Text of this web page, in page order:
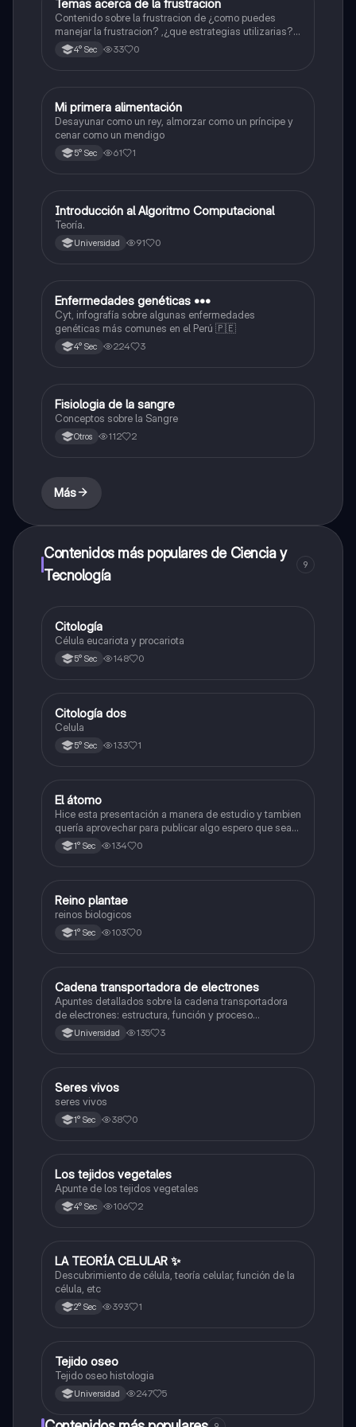
Computación e Informática
Temas acerca de la frustracion
Contenido sobre la frustracion de ¿como puedes
manejar la frustracion? ,¿que estrategias utilizarias?,
etc 4° Sec 33 0
Computación e Informática
Mi primera alimentación
Desayunar como un rey, almorzar como un príncipe y
cenar como un mendigo
5° Sec 61 1
Computación e Informática
Introducción al Algoritmo Computacional
Teoría.
Universidad 91 0
Ciencia y Tecnología
Enfermedades genéticas •••
Cyt, infografía sobre algunas enfermedades
genéticas más comunes en el Perú 🇵🇪
4° Sec 224 3
Ciencia y Tecnología
Fisiologia de la sangre
Conceptos sobre la Sangre
Otros 112 2
Más
Contenidos más populares de Ciencia y
Tecnología
9
Ciencia y Tecnología
Citología
Célula eucariota y procariota
5° Sec 148 0
Ciencia y Tecnología
Citología dos
Celula
5° Sec 133 1
Ciencia y Tecnología
El átomo
Hice esta presentación a manera de estudio y tambien
quería aprovechar para publicar algo espero que sea
de su agrado , habla del átomo y lo básico sobre el,
solo eso bye
1° Sec 134 0
RCiencia y Tecnología
Reino plantae
reinos biologicos
1° Sec 103 0
Ciencia y Tecnología
Cadena transportadora de electrones
Apuntes detallados sobre la cadena transportadora
de electrones: estructura, función y proceso
bioquímico en la producción de ATP. Incluye
esquemas y explicaciones sobre los complejos
Universidad 135 3
SCiencia y Tecnología
Seres vivos
seres vivos
1° Sec 38 0
Ciencia y Tecnología
Los tejidos vegetales
Apunte de los tejidos vegetales
4° Sec 106 2
Ciencia y Tecnología
LA TEORÍA CELULAR ✨️
Descubrimiento de célula, teoría celular, función de la
célula, etc
2° Sec 393 1
Ciencia y Tecnología
Tejido oseo
Tejido oseo histologia
Universidad 247 5